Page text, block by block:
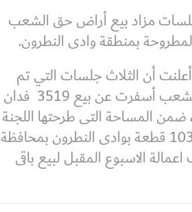
جلسات مزاد بيع أراض حق الشعب
بمنطقة وادى النطرون.
أعلنت أن الثلاث جلسات التي تم
عقدها الأسبوع الماضى لبيع اراضى حق الشعب أسفرت عن بيع 3519 فدان
179 مليون جنيه، ضمن المساحة التى طرحتها اللجنة
والبالغ مساحتها 18 ألف فدان بعدد قطع 103 قطعة بوادى النطرون بمحافظة
الاسبوع المقبل لبيع باقى